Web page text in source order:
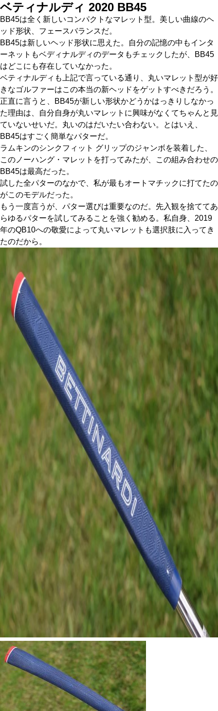
ベティナルディ 2020 BB45
BB45は全く新しいコンパクトなマレット型。美しい曲線のヘ
ッド形状、フェースバランスだ。
BB45は新しいヘッド形状に思えた。自分の記憶の中もインタ
ーネットもベディナルディのデータもチェックしたが、BB45
はどこにも存在していなかった。
ベティナルディも上記で言っている通り、丸いマレット型が好
きなゴルファーはこの本当の新ヘッドをゲットすべきだろう。
正直に言うと、BB45が新しい形状かどうかはっきりしなかっ
た理由は、自分自身が丸いマレットに興味がなくてちゃんと見
ていないせいだ。丸いのはだいたい合わない。とはいえ、
BB45はすごく簡単なパターだ。
ラムキンのシンクフィット グリップのジャンボを装着した、
このノーハング・マレットを打ってみたが、この組み合わせの
BB45は最高だった。
試した全パターのなかで、私が最もオートマチックに打てたの
がこのモデルだった。
もう一度言うが、パター選びは重要なのだ。先入観を捨ててあ
らゆるパターを試してみることを強く勧める。私自身、2019
年のQB10への敬愛によって丸いマレットも選択肢に入ってき
たのだから。